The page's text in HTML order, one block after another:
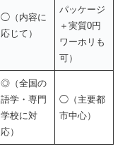
◯（内容に
応じて）
パッケージ
＋実質0円
ワーホリも
可）
◎（全国の
語学・専門
学校に対
応）
◯（主要都
市中心）